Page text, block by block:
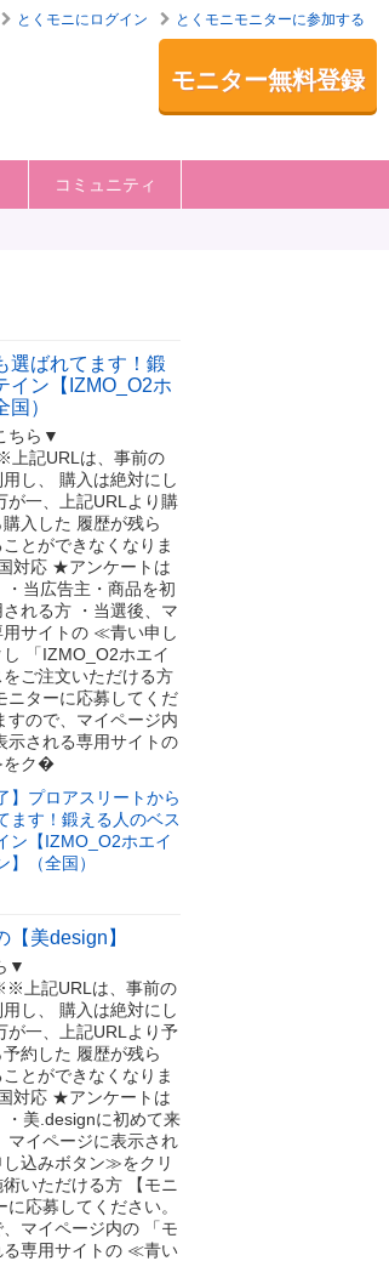
とくモニにログイン とくモニモニターに参加する
モニター無料登録
コミュニティ
選ばれてます！鍛
イン【IZMO_O2ホ
）
ちら▼
記URLは、事前の
し、 購入は絶対にし
一、上記URLより購
入した 履歴が残ら
とができなくなりま
対応 ★アンケートは
当広告主・商品を初
れる方 ・当選後、マ
用サイトの ≪青い申し
「IZMO_O2ホエイ
ご注文いただける方
ニターに応募してくだ
ので、マイページ内
示される専用サイトの
をク�
】プロアスリートから
ます！鍛える人のベス
ン【IZMO_O2ホエイ
】（全国）
美design】
▼
上記URLは、事前の
し、 購入は絶対にし
一、上記URLより予
約した 履歴が残ら
とができなくなりま
対応 ★アンケートは
美.designに初めて来
マイページに表示され
込みボタン≫をクリ
いただける方 【モニ
応募してください。
マイページ内の 「モ
る専用サイトの ≪青い